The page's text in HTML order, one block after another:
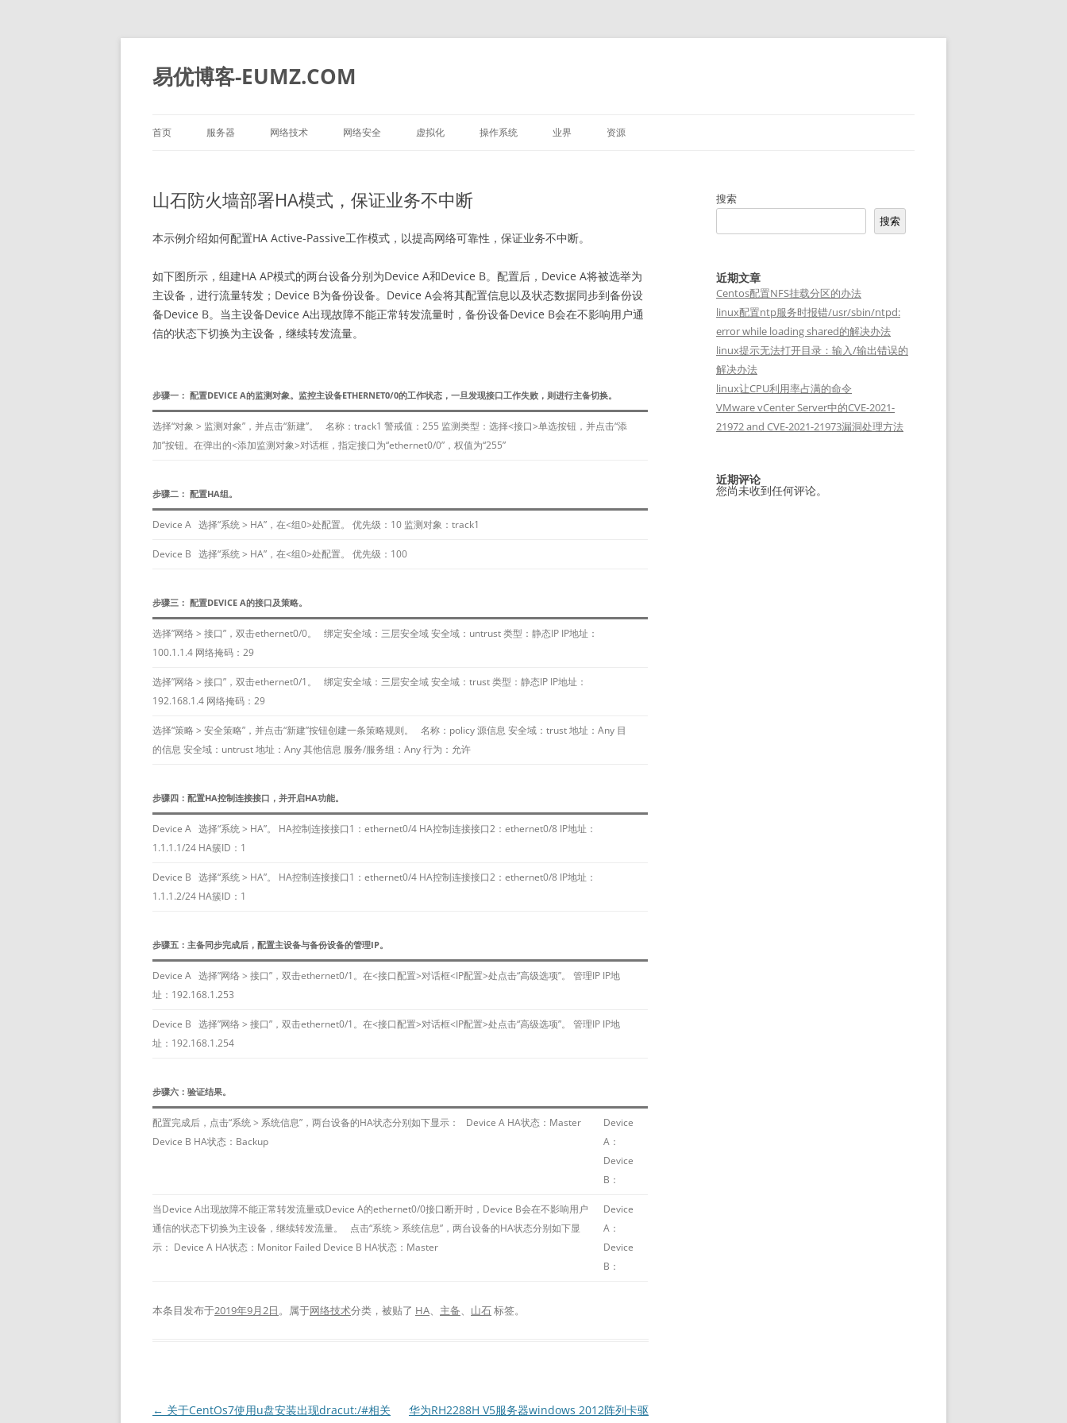
易优博客-EUMZ.COM
首页 服务器
HP
IBM
浪潮
网络技术 网络安全 虚拟化
深信服
操作系统 业界 资源
山石防火墙部署HA模式，保证业务不中断
本示例介绍如何配置HA Active-Passive工作模式，以提高网络可靠性，保证业务不中断。
如下图所示，组建HA AP模式的两台设备分别为Device A和Device B。配置后，Device A将被选举为
主设备，进行流量转发；Device B为备份设备。Device A会将其配置信息以及状态数据同步到备份设
备Device B。当主设备Device A出现故障不能正常转发流量时，备份设备Device B会在不影响用户通
信的状态下切换为主设备，继续转发流量。
步骤一： 配置DEVICE A的监测对象。监控主设备ETHERNET0/0的工作状态，一旦发现接口工作失败，则进行主备切换。
选择“对象 > 监测对象”，并点击“新建”。 名称：track1 警戒值：255 监测类型：选择<接口>单选按钮，并点击“添
加”按钮。在弹出的<添加监测对象>对话框，指定接口为“ethernet0/0”，权值为“255”
步骤二： 配置HA组。
Device A 选择“系统 > HA”，在<组0>处配置。 优先级：10 监测对象：track1
Device B 选择“系统 > HA”，在<组0>处配置。 优先级：100
步骤三： 配置DEVICE A的接口及策略。
选择”网络 > 接口”，双击ethernet0/0。 绑定安全域：三层安全域 安全域：untrust 类型：静态IP IP地址：
100.1.1.4 网络掩码：29
选择”网络 > 接口”，双击ethernet0/1。 绑定安全域：三层安全域 安全域：trust 类型：静态IP IP地址：
192.168.1.4 网络掩码：29
选择“策略 > 安全策略”，并点击“新建”按钮创建一条策略规则。 名称：policy 源信息 安全域：trust 地址：Any 目
的信息 安全域：untrust 地址：Any 其他信息 服务/服务组：Any 行为：允许
步骤四：配置HA控制连接接口，并开启HA功能。
Device A 选择“系统 > HA”。 HA控制连接接口1：ethernet0/4 HA控制连接接口2：ethernet0/8 IP地址：
1.1.1.1/24 HA簇ID：1
Device B 选择“系统 > HA”。 HA控制连接接口1：ethernet0/4 HA控制连接接口2：ethernet0/8 IP地址：
1.1.1.2/24 HA簇ID：1
步骤五：主备同步完成后，配置主设备与备份设备的管理IP。
Device A 选择”网络 > 接口”，双击ethernet0/1。在<接口配置>对话框<IP配置>处点击“高级选项”。 管理IP IP地
址：192.168.1.253
Device B 选择”网络 > 接口”，双击ethernet0/1。在<接口配置>对话框<IP配置>处点击“高级选项”。 管理IP IP地
址：192.168.1.254
步骤六：验证结果。
配置完成后，点击“系统 > 系统信息”，两台设备的HA状态分别如下显示： Device A HA状态：Master
Device B HA状态：Backup
Device
A：
Device
B：
当Device A出现故障不能正常转发流量或Device A的ethernet0/0接口断开时，Device B会在不影响用户
通信的状态下切换为主设备，继续转发流量。 点击“系统 > 系统信息”，两台设备的HA状态分别如下显
示： Device A HA状态：Monitor Failed Device B HA状态：Master
Device
A：
Device
B：
本条目发布于2019年9月2日。属于网络技术分类，被贴了 HA、 主备、 山石标签。
文
← 关于CentOs7使用u盘安装出现dracut:/#相关 华为RH2288H V5服务器windows 2012阵列卡驱
搜索
搜索
近期文章
Centos配置NFS挂载分区的办法
linux配置ntp服务时报错/usr/sbin/ntpd:
error while loading shared的解决办法
linux提示无法打开目录：输入/输出错误的
解决办法
linux让CPU利用率占满的命令
VMware vCenter Server中的CVE-2021-
21972 and CVE-2021-21973漏洞处理方法
近期评论
您尚未收到任何评论。